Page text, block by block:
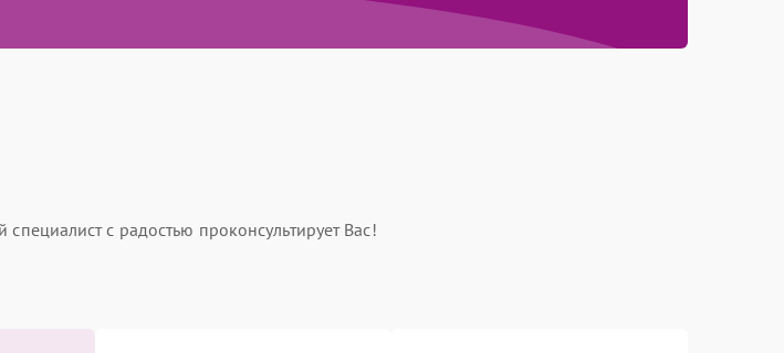
с радостью проконсультирует Вас!